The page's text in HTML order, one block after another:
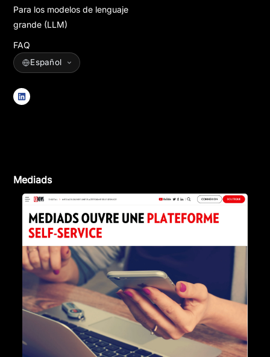
Para los modelos de lenguaje
grande (LLM)
FAQ
Mediads